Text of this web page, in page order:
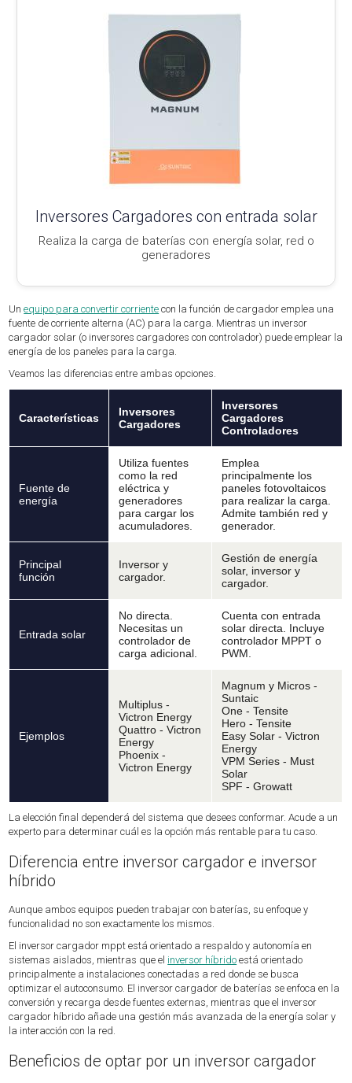
Inversores Cargadores con entrada solar
Realiza la carga de baterías con energía solar, red o
generadores
Unequipo para convertir corriente con la función de cargador emplea una
fuente de corriente alterna (AC) para la carga. Mientras un inversor
cargador solar (o inversores cargadores con controlador) puede emplear la
energía de los paneles para la carga.
Veamos las diferencias entre ambas opciones.
Características
Inversores
Cargadores
Inversores
Cargadores
Controladores
Fuente de
energía
Utiliza fuentes
como la red
eléctrica y
generadores
para cargar los
acumuladores.
Emplea
principalmente los
paneles fotovoltaicos
para realizar la carga.
Admite también red y
generador.
Principal
función
Inversor y
cargador.
Gestión de energía
solar, inversor y
cargador.
Entrada solar
No directa.
Necesitas un
controlador de
carga adicional.
Cuenta con entrada
solar directa. Incluye
controlador MPPT o
PWM.
Ejemplos
Multiplus -
Victron Energy
Quattro - Victron
Energy
Phoenix -
Victron Energy
Magnum y Micros -
Suntaic
One - Tensite
Hero - Tensite
Easy Solar - Victron
Energy
VPM Series - Must
Solar
SPF - Growatt
La elección final dependerá del sistema que desees conformar. Acude a un
experto para determinar cuál es la opción más rentable para tu caso.
Diferencia entre inversor cargador e inversor
híbrido
Aunque ambos equipos pueden trabajar con baterías, su enfoque y
funcionalidad no son exactamente los mismos.
El inversor cargador mppt está orientado a respaldo y autonomía en
sistemas aislados, mientras que el inversor híbrido está orientado
principalmente a instalaciones conectadas a red donde se busca
optimizar el autoconsumo. El inversor cargador de baterías se enfoca en la
conversión y recarga desde fuentes externas, mientras que el inversor
cargador híbrido añade una gestión más avanzada de la energía solar y
la interacción con la red.
Beneficios de optar por un inversor cargador